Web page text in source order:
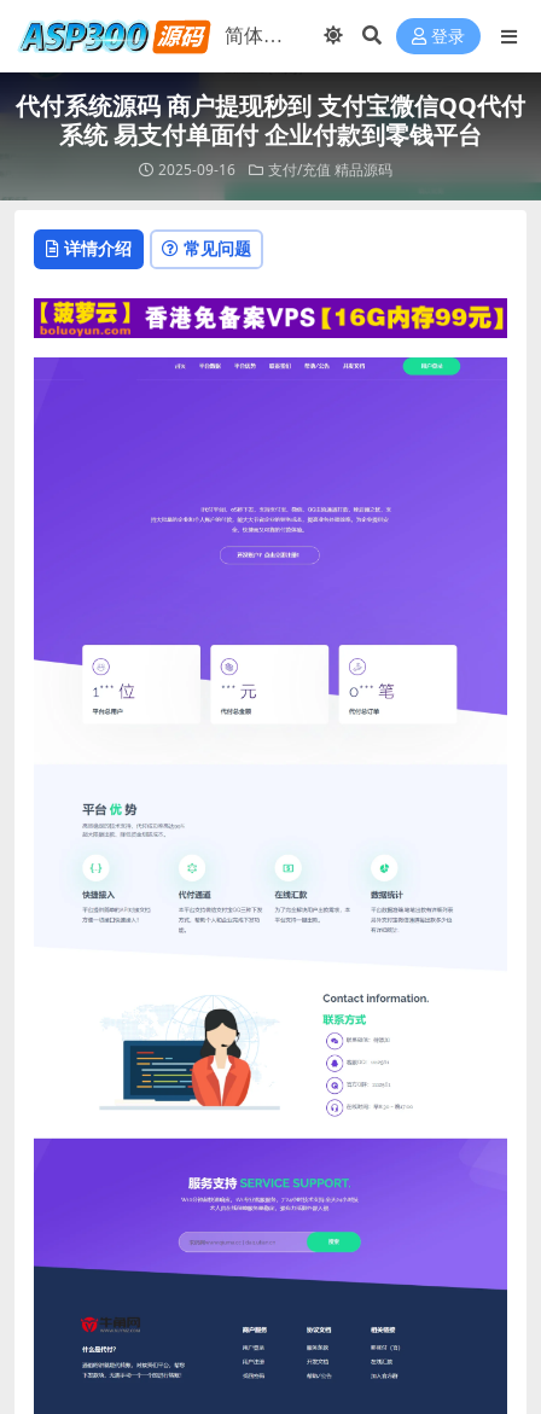
登录
代付系统源码 商户提现秒到 支付宝微信QQ代付
系统 易支付单面付 企业付款到零钱平台
2025-09-16 支付/充值 精品源码
详情介绍 常见问题